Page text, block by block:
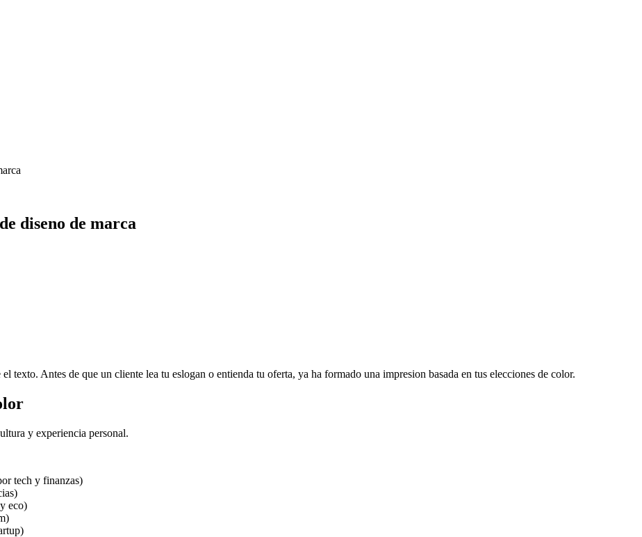
diseno de marca
texto. Antes de que un cliente lea tu eslogan o entienda tu oferta, ya ha formado una impresion basada en tus elecciones de color.
y experiencia personal.
tech y finanzas)
eco)